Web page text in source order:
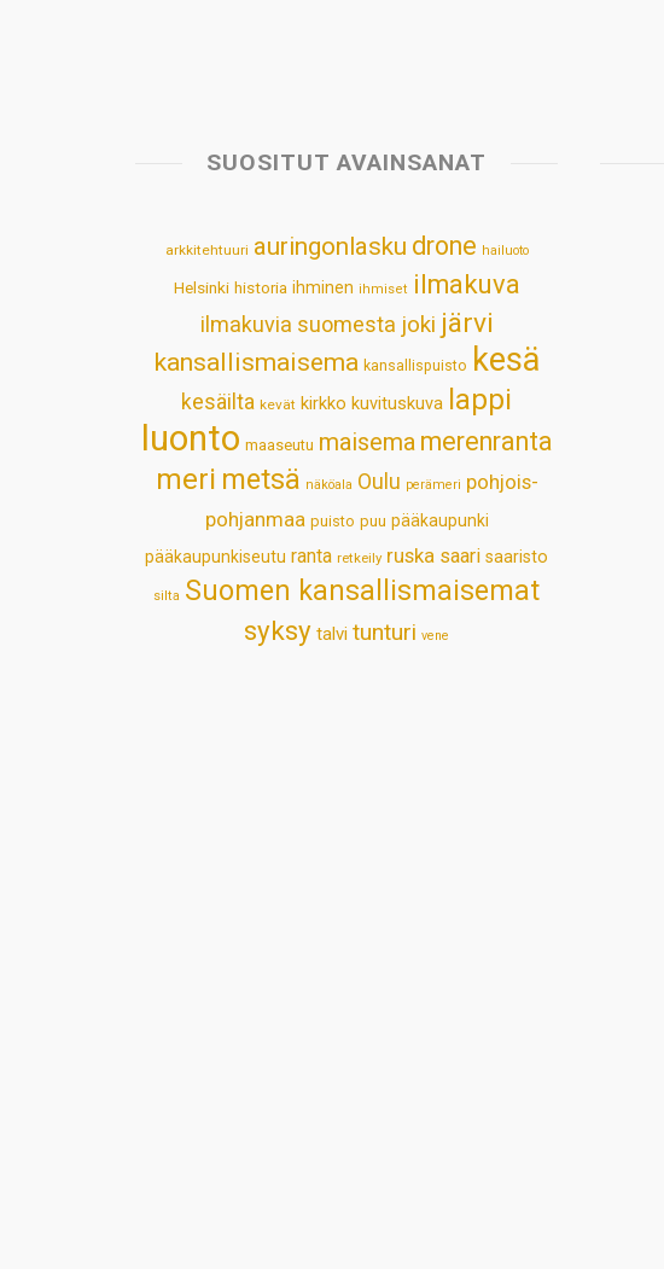
SUOSITUT AVAINSANAT
arkkitehtuuri auringonlasku drone hailuoto
Helsinki historia ihminen ihmiset ilmakuva
ilmakuvia suomesta joki järvi
kansallismaisema kansallispuisto kesä
kesäilta kevät kirkko kuvituskuva lappi
luonto maaseutu maisema merenranta
meri metsä näköala Oulu perämeri pohjois-
pohjanmaa puisto puu pääkaupunki
pääkaupunkiseutu ranta retkeily ruska saari saaristo
silta Suomen kansallismaisemat
syksy talvi tunturi vene